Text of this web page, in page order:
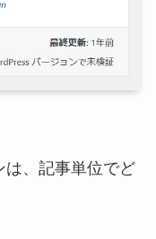
は、記事単位でど